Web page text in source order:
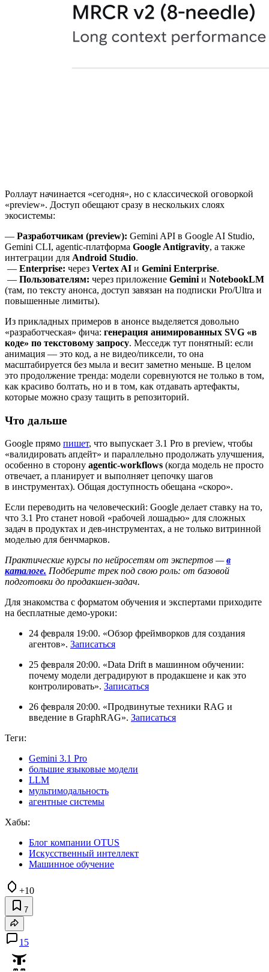
Роллаут начинается «сегодня», но с классической оговоркой
«preview». Доступ обещают сразу в нескольких слоях
экосистемы:
— Разработчикам (preview): Gemini API в Google AI Studio,
Gemini CLI, agentic‑платформа Google Antigravity, а также
интеграции для Android Studio.
— Enterprise: через Vertex AI и Gemini Enterprise.
— Пользователям: через приложение Gemini и NotebookLM
(там, по тексту анонса, доступ завязан на подписки Pro/Ultra и
повышенные лимиты).
Из прикладных примеров в анонсе выделяется довольно
«разработческая» фича: генерация анимированных SVG «в
коде» по текстовому запросу. Месседж тут понятный: если
анимация — это код, а не видео/пиксели, то она
масштабируется без мыла и весит заметно меньше. В целом
это продолжение тренда: модели соревнуются не только в том,
как красиво болтать, но и в том, как отдавать артефакты,
которые можно сразу тащить в репозиторий.
Что дальше
Google прямо пишет, что выпускает 3.1 Pro в preview, чтобы
«валидировать апдейт» и параллельно продолжать улучшения,
особенно в сторону agentic‑workflows (когда модель не просто
отвечает, а планирует и выполняет цепочку шагов
в инструментах). Общая доступность обещана «скоро».
Если переводить на человеческий: Google делает ставку на то,
что 3.1 Pro станет новой «рабочей лошадью» для сложных
задач в продуктах и дев‑инструментах, а не только витринной
моделью для бенчмарков.
Практические курсы по нейросетям от экспертов — в
каталоге. Подберите трек под свою роль: от базовой
подготовки до продакшен-задач.
Для знакомства с форматом обучения и экспертами приходите
на бесплатные демо-уроки:
24 февраля 19:00. «Обзор фреймворков для создания
агентов». Записаться
25 февраля 20:00. «Data Drift в машинном обучении:
почему модели деградируют в продакшене и как это
контролировать». Записаться
26 февраля 20:00. «Продвинутые техники RAG и
введение в GraphRAG». Записаться
Теги:
Gemini 3.1 Pro
большие языковые модели
LLM
мультимодальность
агентные системы
Хабы:
Блог компании OTUS
Искусственный интеллект
Машинное обучение
+10
7
15